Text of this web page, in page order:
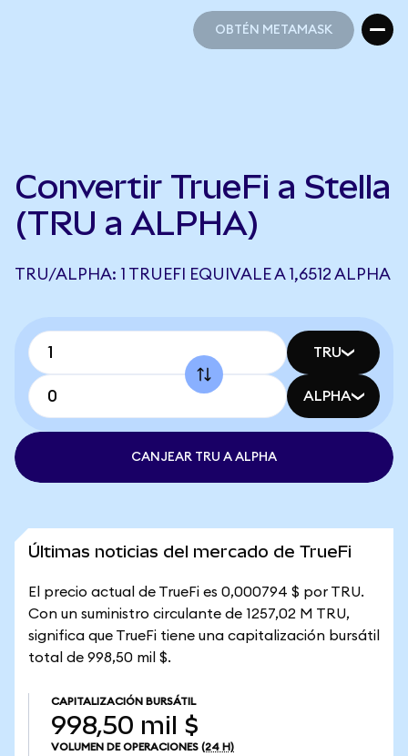
OBTÉN METAMASK
Convertir TrueFi a Stella
(TRU a ALPHA)
TRU/ALPHA: 1 TRUEFI EQUIVALE A 1,6512 ALPHA
TRU
ALPHA
CANJEAR TRU A ALPHA
Últimas noticias del mercado de TrueFi
El precio actual de TrueFi es 0,000794 $ por TRU.
Con un suministro circulante de 1257,02 M TRU,
significa que TrueFi tiene una capitalización bursátil
total de 998,50 mil $.
CAPITALIZACIÓN BURSÁTIL
998,50 mil $
VOLUMEN DE OPERACIONES (24 H)